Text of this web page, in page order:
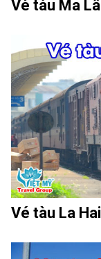
Vé tàu Ma
Vé tàu La